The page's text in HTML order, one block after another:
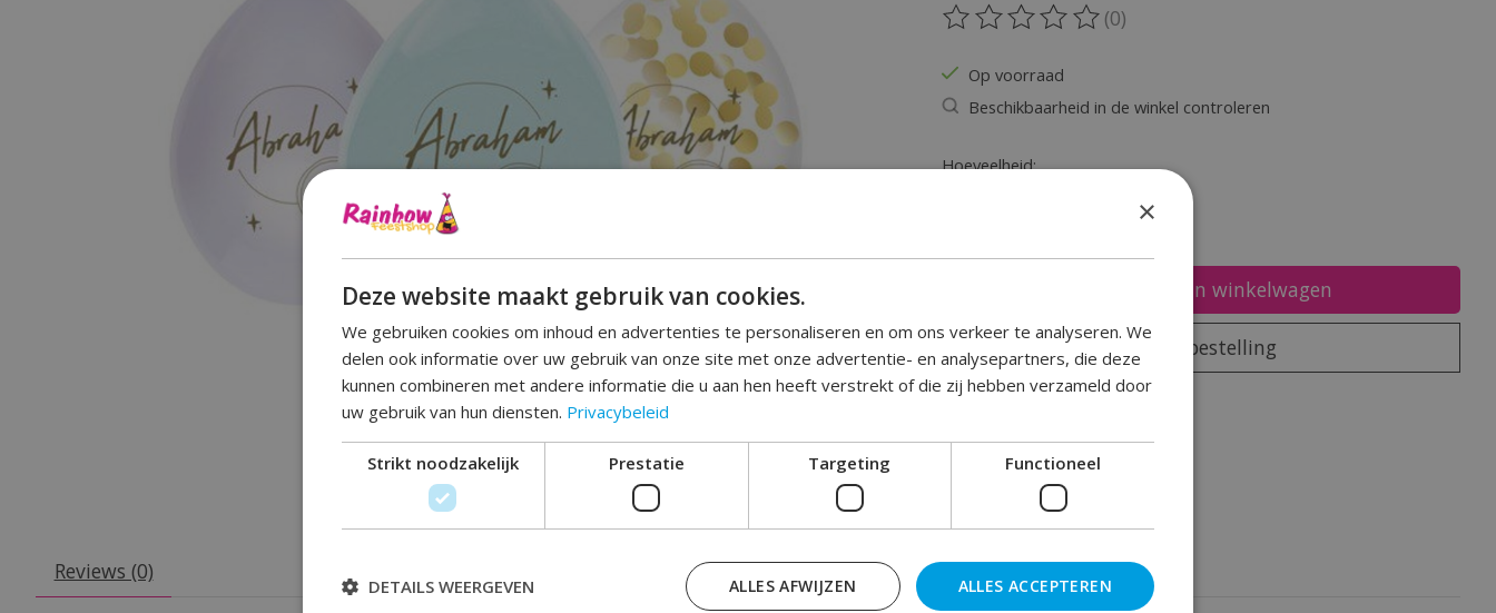
De beoordeling van dit product is
(0)
Op voorraad
Beschikbaarheid in de winkel controleren
Hoeveelheid:
Toevoegen aan winkelwagen
Plaats bestelling
Toevoegen om te vergelijken
Reviews (0)
×
Deze website maakt gebruik van cookies.
We gebruiken cookies om inhoud en advertenties te personaliseren en om ons verkeer te analyseren. We
delen ook informatie over uw gebruik van onze site met onze advertentie- en analysepartners, die deze
kunnen combineren met andere informatie die u aan hen heeft verstrekt of die zij hebben verzameld door
uw gebruik van hun diensten. Privacybeleid
Strikt noodzakelijk Prestatie Targeting Functioneel
ALLES ACCEPTEREN
ALLES AFWIJZEN
DETAILS WEERGEVEN